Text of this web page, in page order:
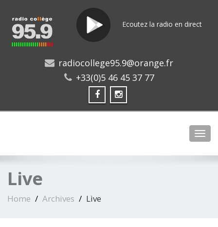
Ecoutez la radio en direct
radiocollege95.9@orange.fr
+33(0)5 46 45 37 77
Live
Home Archives Live